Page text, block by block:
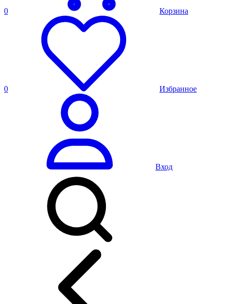
0 Корзина
0 Избранное
Вход